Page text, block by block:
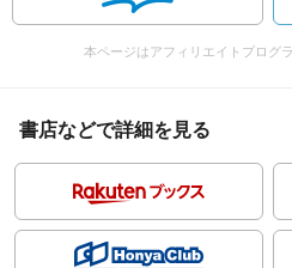
本ページはアフィリエイトプログ
書店などで詳細を見る